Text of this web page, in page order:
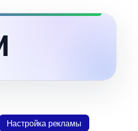
Настройка рекламы